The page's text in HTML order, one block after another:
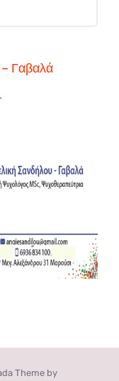
Γαβαλά
Theme by